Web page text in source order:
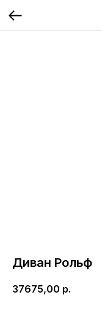
Диван Рольф
37675,00 р.